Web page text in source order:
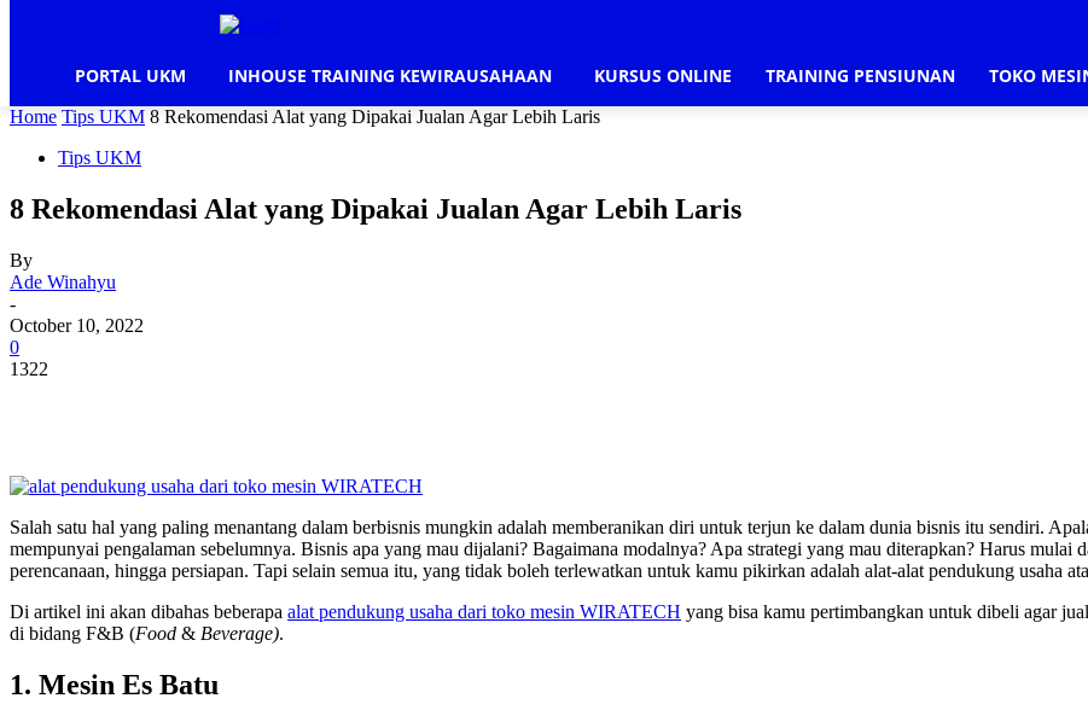
PORTAL UKM INHOUSE TRAINING KEWIRAUSAHAAN KURSUS ONLINE TRAINING PENSIUNAN TOKO
Home Tips UKM 8 Rekomendasi Alat yang Dipakai Jualan Agar Lebih Laris
Tips UKM
8 Rekomendasi Alat yang Dipakai Jualan Agar Lebih Laris
By
Ade Winahyu
-
October 10, 2022
0
1322
Salah satu hal yang paling menantang dalam berbisnis mungkin adalah memberanikan diri untuk terjun ke dalam dunia bisnis itu sendiri.
mempunyai pengalaman sebelumnya. Bisnis apa yang mau dijalani? Bagaimana modalnya? Apa strategi yang mau diterapkan? Harus mulai
perencanaan, hingga persiapan. Tapi selain semua itu, yang tidak boleh terlewatkan untuk kamu pikirkan adalah alat-alat pendukung usaha
Di artikel ini akan dibahas beberapa alat pendukung usaha dari toko mesin WIRATECH yang bisa kamu pertimbangkan untuk dibeli agar
di bidang F&B (Food & Beverage).
1. Mesin Es Batu